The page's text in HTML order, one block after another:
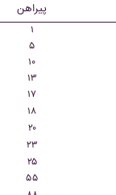
پیراهن
۱
۵
۱۰
۱۳
۱۷
۱۸
۲۰
۲۳
۲۵
۵۵